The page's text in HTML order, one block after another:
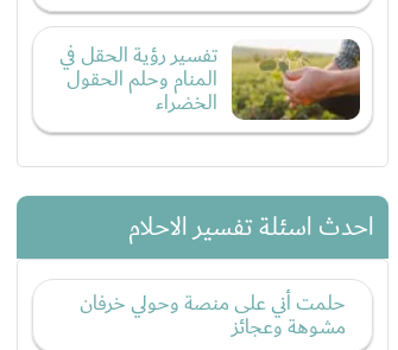
تفسير رؤية الحقل في
المنام وحلم الحقول
الخضراء
احدث اسئلة تفسير الاحلام
حلمت أني على منصة وحولي خرفان
مشوهة وعجائز